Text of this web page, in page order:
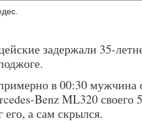
задержали 35-
в 00:30 мужчина
Benz ML320 своего
а сам скрылся.